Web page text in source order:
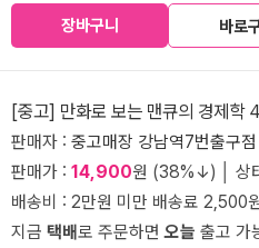
장바구니 바로
[중고] 만화로 보는 맨큐의 경제학 4
판매자 : 중고매장 강남역7번출구점
판매가 : 14,900원 (38%↓) │ 상
배송비 : 2만원 미만 배송료 2,500
지금 택배로 주문하면오늘 출고 가